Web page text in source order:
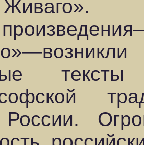
России.